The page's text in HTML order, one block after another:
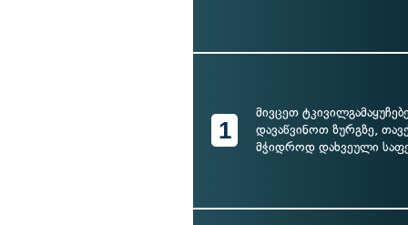
1
მივცეთ
დავაწვინოთ ზურგზე,
მჭიდროდ დახვეული